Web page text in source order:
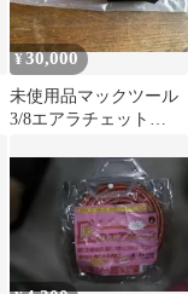
¥30,000
未使用品マックツール
3/8エアラチェット